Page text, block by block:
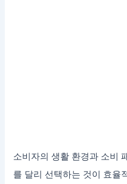
소비자의 생활 환경과 소비
를 달리 선택하는 것이 효율